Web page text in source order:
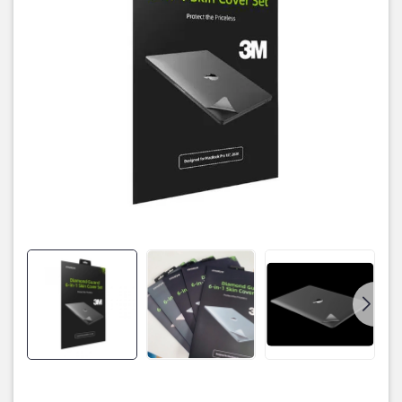
– Bảo vệ chống trầy xước: Bảo vệ MacBook của bạn bằng một lớp
– Dễ tháo lắp, đàn hồi và không có chất kết dính:: Skin Innostyle
với công nghệ tiên tiến, keo 3M, thiết kế những đường kẻ sọc dưới
lớp dán skin giúp dễ dàng nhấc lên xuốngn nhờ tính đàn hồi, Skin
có thể tự dính mà không cần cho thêm keo dán. Skin INNOSTYLE
đảm bảo không để lại bất kỳ vết keo hoặc cặn độc hại nào sau
một thời gian dài cũng không có bất kì sự hao mòn nào.
– Kích thước vừa vặn: Kích thước skin được đo ni chuẩn xác vừa fit
từng size, từng chi tiết trên MacBook và để cung cấp khả năng
bảo vệ hoàn hảo, để hở logo Apple tinh tế, bàn chân cao su và
– Màu sắc tiệp với màu máy: Dán Skin INNOSTYLE có màu sắc
tiệp với màu máy của Macbook gần như tuyệt đối mang lại vẻ đẹp
nguyên bản của Apple macbook.
Dán màn hình (Screen Protector)